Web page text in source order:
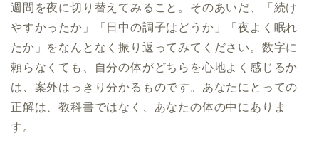
週間を夜に切り替えてみること。そのあいだ、「続け
やすかったか」「日中の調子はどうか」「夜よく眠れ
たか」をなんとなく振り返ってみてください。数字に
頼らなくても、自分の体がどちらを心地よく感じるか
は、案外はっきり分かるものです。あなたにとっての
正解は、教科書ではなく、あなたの体の中にありま
す。